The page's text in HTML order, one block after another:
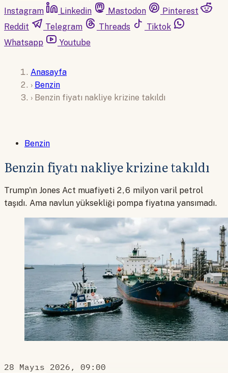
Instagram
Linkedin Mastodon
Pinterest
Reddit
Telegram Threads
Tiktok
Whatsapp
Youtube
Anasayfa
› Benzin
› Benzin fiyatı nakliye krizine takıldı
Benzin
Benzin fiyatı nakliye krizine takıldı
Trump'ın Jones Act muafiyeti 2,6 milyon varil petrol
taşıdı. Ama navlun yüksekliği pompa fiyatına yansımadı.
28 Mayıs 2026, 09:00